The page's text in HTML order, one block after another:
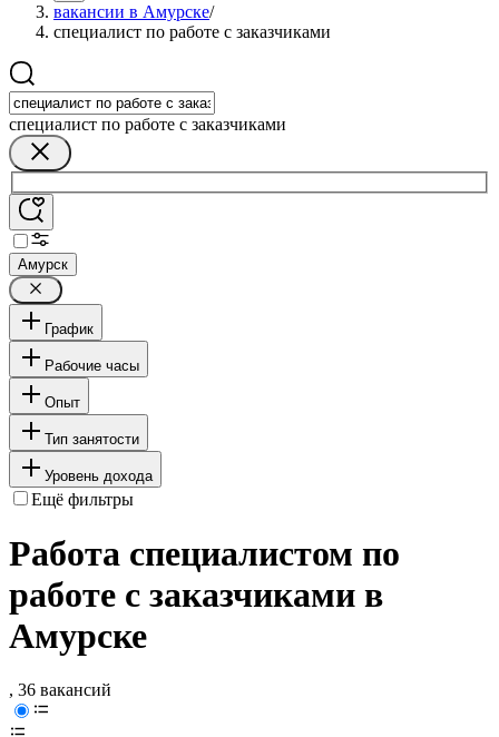
вакансии в Амурске/
специалист по работе с заказчиками
специалист по работе с заказчиками
Амурск
График
Рабочие часы
Опыт
Тип занятости
Уровень дохода
Ещё фильтры
Работа специалистом по
работе с заказчиками в
Амурске
, 36 вакансий